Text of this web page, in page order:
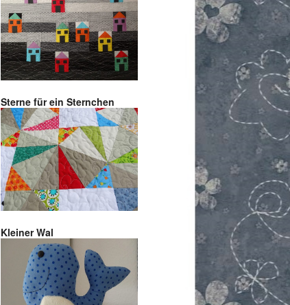
Sterne für ein Sternchen
Kleiner Wal